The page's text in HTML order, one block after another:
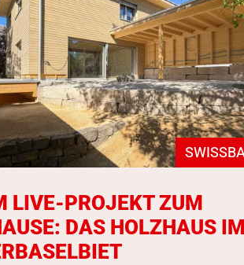
LIVE-PROJEKT ZUM
DAS HOLZHAUS